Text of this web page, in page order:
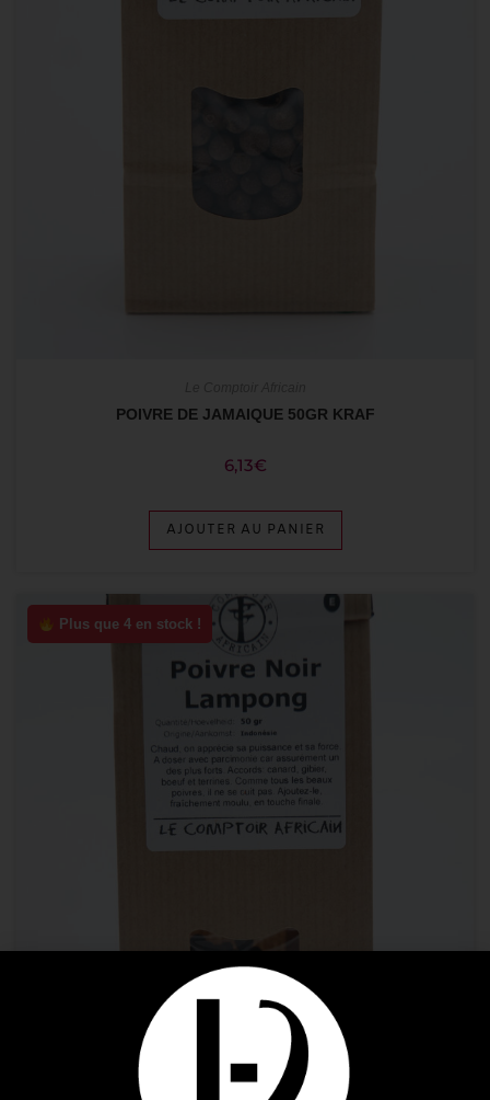
POIVRE DE JAMAIQUE 50GR KRAF
6,13€
AJOUTER AU PANIER
Plus que 4 en stock !